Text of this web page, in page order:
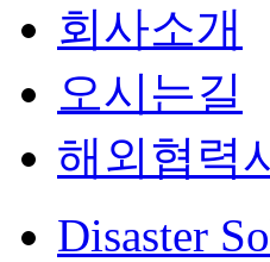
회사소개
오시는길
해외협력
Disaster